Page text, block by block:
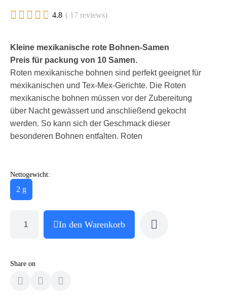
     4.8 ( 17 reviews)
Kleine mexikanische rote Bohnen-Samen
Preis für packung von 10 Samen.
Roten mexikanische bohnen sind perfekt geeignet für
mexikanischen und Tex-Mex-Gerichte. Die Roten
mexikanische bohnen müssen vor der Zubereitung
über Nacht gewässert und anschließend gekocht
werden. So kann sich der Geschmack dieser
besonderen Bohnen entfalten. Roten
Nettogewicht:
2 g
In den Warenkorb
Share on